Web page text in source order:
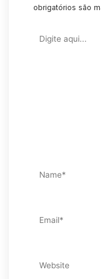
obrigatórios são
aqui...